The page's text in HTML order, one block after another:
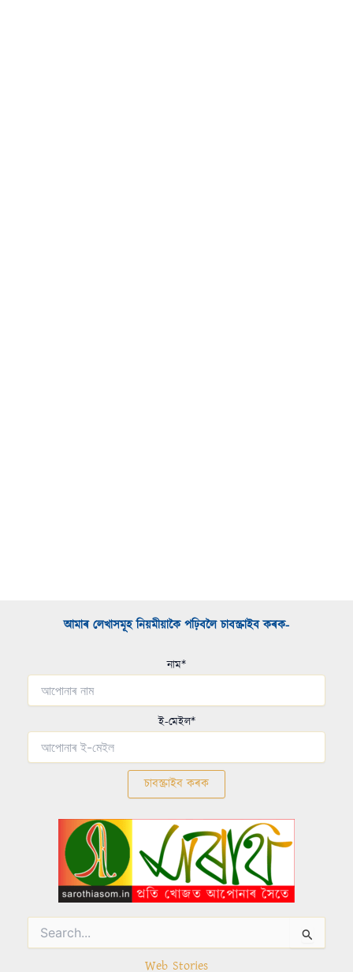
আমাৰ লেখাসমূহ নিয়মীয়াকৈ পঢ়িবলৈ চাবস্ক্ৰাইব কৰক-​
নাম*
ই-মেইল*
Search
for:
Web Stories